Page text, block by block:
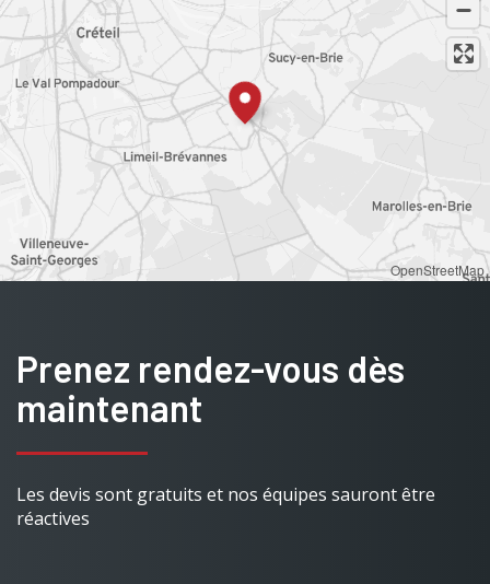
OpenStreetMap
Prenez rendez-vous dès
maintenant
Les devis sont gratuits et nos équipes sauront être
réactives